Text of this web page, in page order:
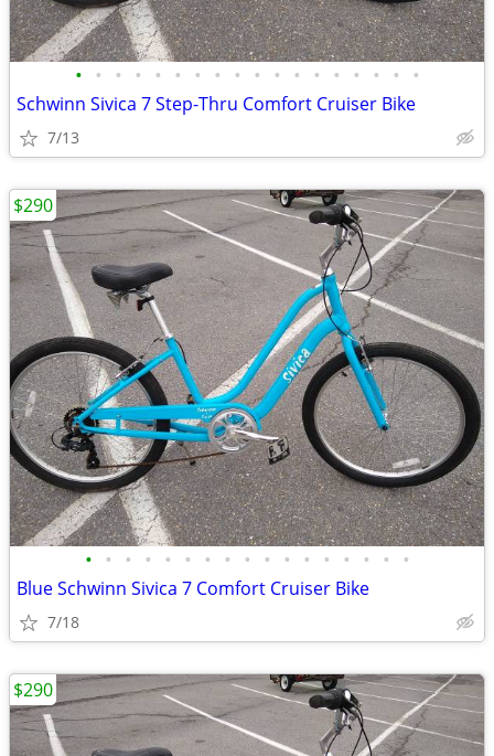
• • • • • • • • • • • • • • • • • •
Schwinn Sivica 7 Step-Thru Comfort Cruiser Bike
7/13
• • • • • • • • • • • • • • • • •
Blue Schwinn Sivica 7 Comfort Cruiser Bike
7/18
$290
$290